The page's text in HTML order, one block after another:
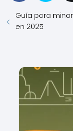
Guía para
en 2025